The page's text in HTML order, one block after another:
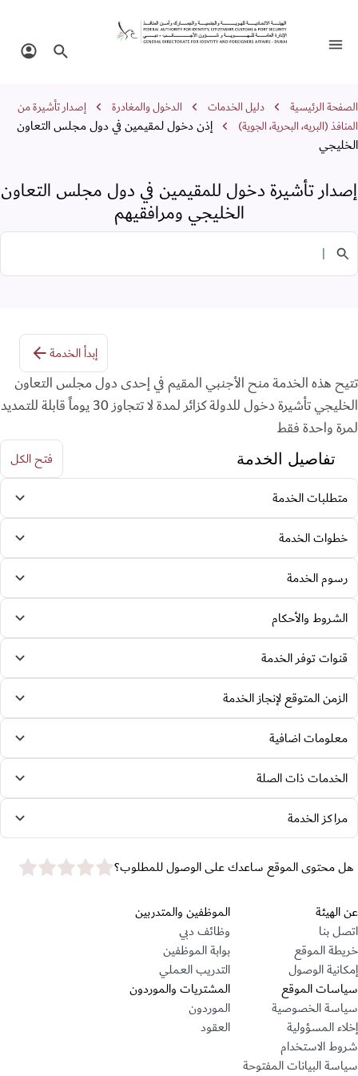
إصدار تأشيرة دخول للمقيمين في دول
تبديل التنقل البحث في
مسار التنقل
الصفحة الرئيسية دليل الخدمات الدخول والمغادرة
إصدار تأشيرة من
المنافذ (البريه، البحرية، الجوية)
إذن دخول لمقيمين في دول مجلس التعاون
الخليجي
إصدار تأشيرة دخول للمقيمين في دول مجلس التعاون
الخليجي ومرافقيهم
إبدأ الخدمة
تتيح هذه الخدمة منح الأجنبي المقيم في إحدى دول مجلس التعاون
الخليجي تأشيرة دخول للدولة كزائر لمدة لا تتجاوز 30 يوماً قابلة للتمديد
لمرة واحدة فقط
تفاصيل الخدمة
فتح الكل
متطلبات الخدمة
خطوات الخدمة
رسوم الخدمة
الشروط والأحكام
قنوات توفر الخدمة
الزمن المتوقع لإنجاز الخدمة
معلومات اضافية
الخدمات ذات الصلة
مراكز الخدمة
هل محتوى الموقع ساعدك على الوصول للمطلوب؟star rating
قسم التذييل
عن الهيئة
اتصل بنا
خريطة الموقع
إمكانية الوصول
الموظفين والمتدربين
وظائف دبي
بوابة الموظفين
التدريب العملي
سياسات الموقع
سياسة الخصوصية
إخلاء المسؤولية
شروط الاستخدام
سياسة البيانات المفتوحة
المشتريات والموردون
الموردون
العقود